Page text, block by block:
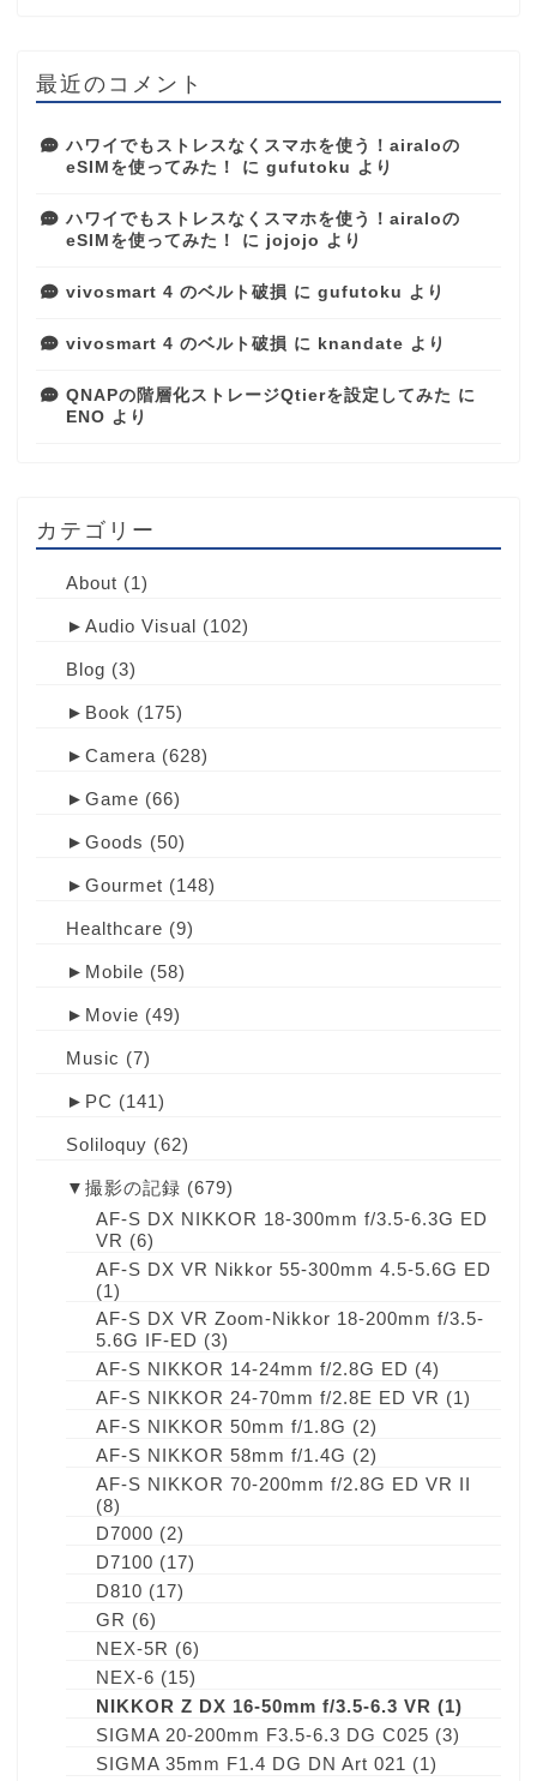
最近のコメント
ハワイでもストレスなくスマホを使う！airaloの
eSIMを使ってみた！
に gufutoku より
ハワイでもストレスなくスマホを使う！airaloの
eSIMを使ってみた！
に jojojo より
vivosmart 4 のベルト破損 に gufutoku より
vivosmart 4 のベルト破損 に knandate より
QNAPの階層化ストレージQtierを設定してみた に
ENO より
カテゴリー
About (1)
► Audio Visual (102)
Blog (3)
► Book (175)
► Camera (628)
► Game (66)
► Goods (50)
► Gourmet (148)
Healthcare (9)
► Mobile (58)
► Movie (49)
Music (7)
► PC (141)
Soliloquy (62)
▼ 撮影の記録 (679)
AF-S DX NIKKOR 18-300mm f/3.5-6.3G ED
VR (6)
AF-S DX VR Nikkor 55-300mm 4.5-5.6G ED
(1)
AF-S DX VR Zoom-Nikkor 18-200mm f/3.5-
5.6G IF-ED (3)
AF-S NIKKOR 14-24mm f/2.8G ED (4)
AF-S NIKKOR 24-70mm f/2.8E ED VR (1)
AF-S NIKKOR 50mm f/1.8G (2)
AF-S NIKKOR 58mm f/1.4G (2)
AF-S NIKKOR 70-200mm f/2.8G ED VR II
(8)
D7000 (2)
D7100 (17)
D810 (17)
GR (6)
NEX-5R (6)
NEX-6 (15)
NIKKOR Z DX 16-50mm f/3.5-6.3 VR (1)
SIGMA 20-200mm F3.5-6.3 DG C025 (3)
SIGMA 35mm F1.4 DG DN Art 021 (1)